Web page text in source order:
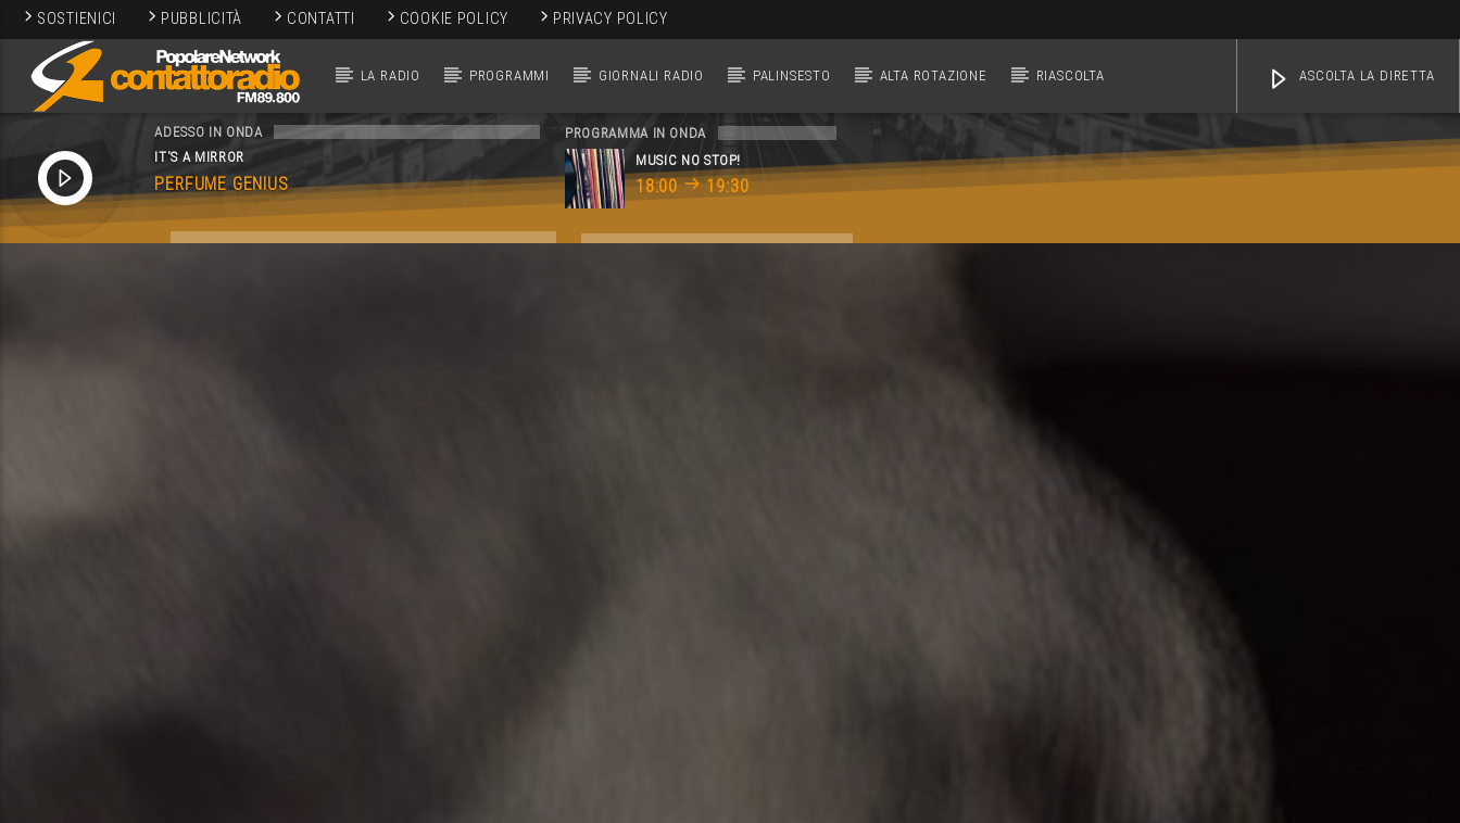
SOSTIENICI PUBBLICITÀ CONTATTI COOKIE POLICY PRIVACY POLICY
LA RADIO PROGRAMMI GIORNALI RADIO PALINSESTO ALTA ROTAZIONE RIASCOLTA ASCOLTA LA DIRETTA
ADESSO IN ONDA
IT'S A MIRROR
PERFUME GENIUS
PROGRAMMA IN ONDA
MUSIC NO STOP!
18:00 19:30